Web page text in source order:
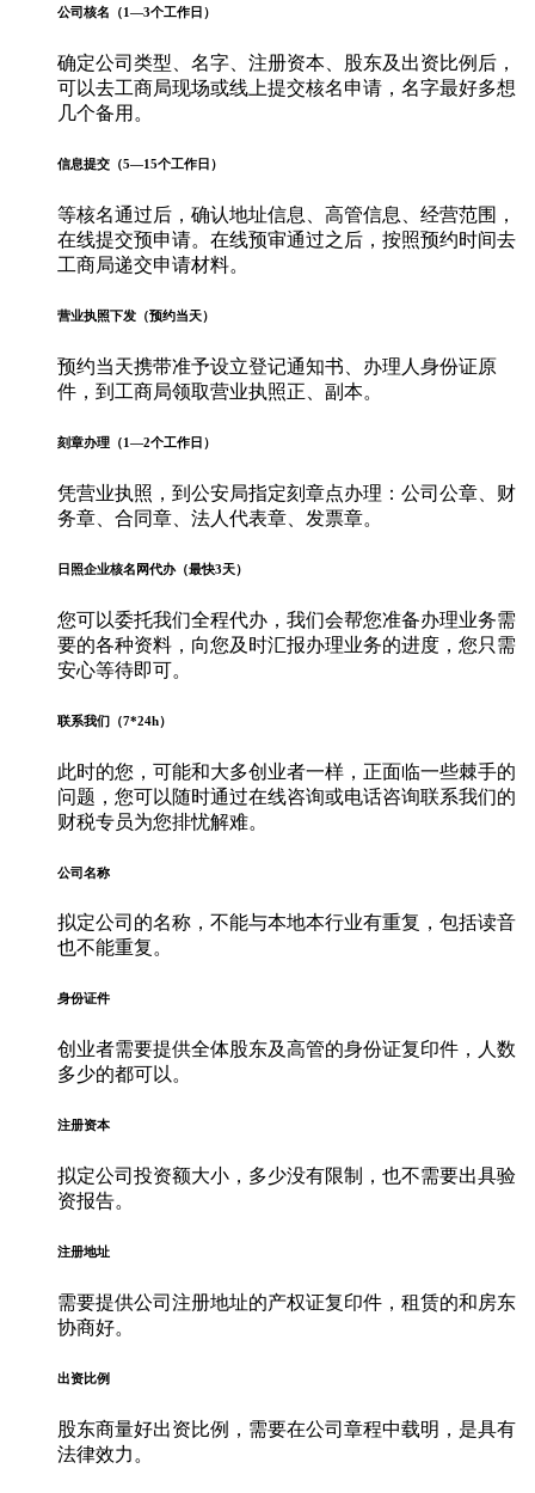
公司核名（1—3个工作日）
确定公司类型、名字、注册资本、股东及出资比例后，
可以去工商局现场或线上提交核名申请，名字最好多想
几个备用。
信息提交（5—15个工作日）
等核名通过后，确认地址信息、高管信息、经营范围，
在线提交预申请。在线预审通过之后，按照预约时间去
工商局递交申请材料。
营业执照下发（预约当天）
预约当天携带准予设立登记通知书、办理人身份证原
件，到工商局领取营业执照正、副本。
刻章办理（1—2个工作日）
凭营业执照，到公安局指定刻章点办理：公司公章、财
务章、合同章、法人代表章、发票章。
日照企业核名网代办（最快3天）
您可以委托我们全程代办，我们会帮您准备办理业务需
要的各种资料，向您及时汇报办理业务的进度，您只需
安心等待即可。
联系我们（7*24h）
此时的您，可能和大多创业者一样，正面临一些棘手的
问题，您可以随时通过在线咨询或电话咨询联系我们的
财税专员为您排忧解难。
公司名称
拟定公司的名称，不能与本地本行业有重复，包括读音
也不能重复。
身份证件
创业者需要提供全体股东及高管的身份证复印件，人数
多少的都可以。
注册资本
拟定公司投资额大小，多少没有限制，也不需要出具验
资报告。
注册地址
需要提供公司注册地址的产权证复印件，租赁的和房东
协商好。
出资比例
股东商量好出资比例，需要在公司章程中载明，是具有
法律效力。